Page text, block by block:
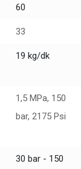
60
33
19 kg/dk
1,5 MPa, 150
bar, 2175 Psi
30 bar - 150